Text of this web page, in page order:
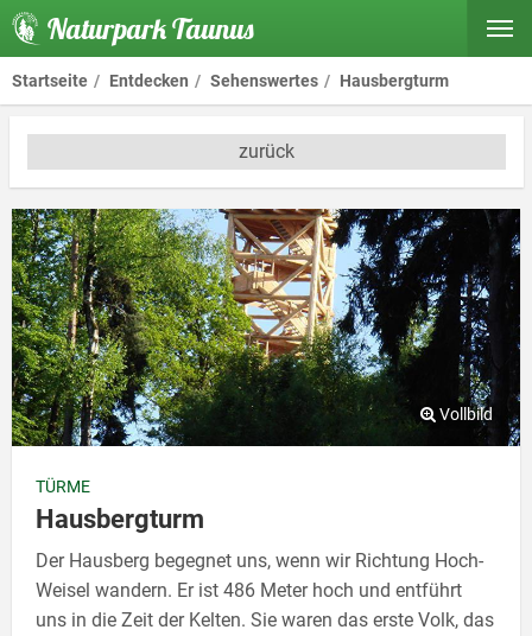
Naturpark Taunus
Startseite Entdecken Sehenswertes Hausbergturm
zurück
TÜRME
Hausbergturm
Der Hausberg begegnet uns, wenn wir Richtung Hoch-
Weisel wandern. Er ist 486 Meter hoch und entführt
uns in die Zeit der Kelten. Sie waren das erste Volk, das